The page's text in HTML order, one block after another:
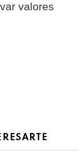
valores